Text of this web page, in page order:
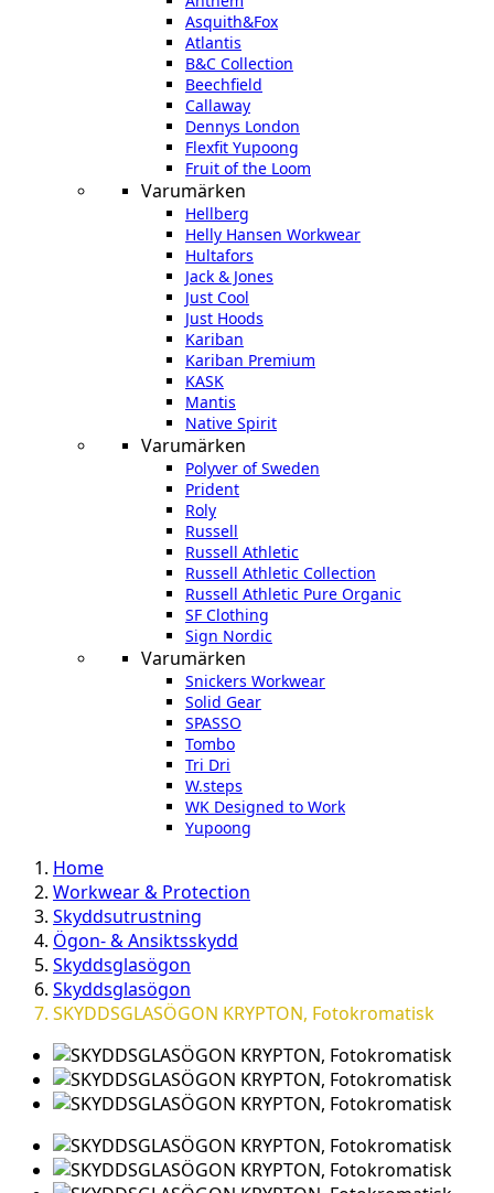
Asquith&Fox
Atlantis
B&C Collection
Beechfield
Callaway
Dennys London
Flexfit Yupoong
Fruit of the Loom
Varumärken
Hellberg
Helly Hansen Workwear
Hultafors
Jack & Jones
Just Cool
Just Hoods
Kariban
Kariban Premium
KASK
Mantis
Native Spirit
Varumärken
Polyver of Sweden
Prident
Roly
Russell
Russell Athletic
Russell Athletic Collection
Russell Athletic Pure Organic
SF Clothing
Sign Nordic
Varumärken
Snickers Workwear
Solid Gear
SPASSO
Tombo
Tri Dri
W.steps
WK Designed to Work
Yupoong
Home
Workwear & Protection
Skyddsutrustning
Ögon- & Ansiktsskydd
Skyddsglasögon
Skyddsglasögon
SKYDDSGLASÖGON KRYPTON, Fotokromatisk